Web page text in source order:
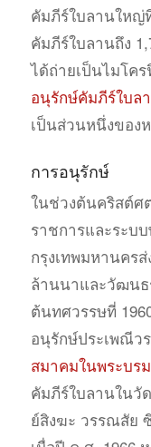
คัมภีร์ใบลานใหญ่
คัมภีร์ใบลานถึง
ได้ถ่ายเป็นไมโค
อนุรักษ์คัมภีร์ใบล
เป็นส่วนหนึ่งของ
การอนุรักษ์
ในช่วงต้นคริสต์ศ
ราชการและระบ
กรุงเทพมหานคร
ล้านนาและวัฒนธ
ต้นทศวรรษที่
อนุรักษ์ประเพณีว
สมาคมในพระบร
คัมภีร์ใบลานในวั
ย์สิงฆะ วรรณสัย